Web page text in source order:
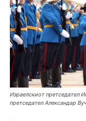
Израелскиот претседател
претседател Александар